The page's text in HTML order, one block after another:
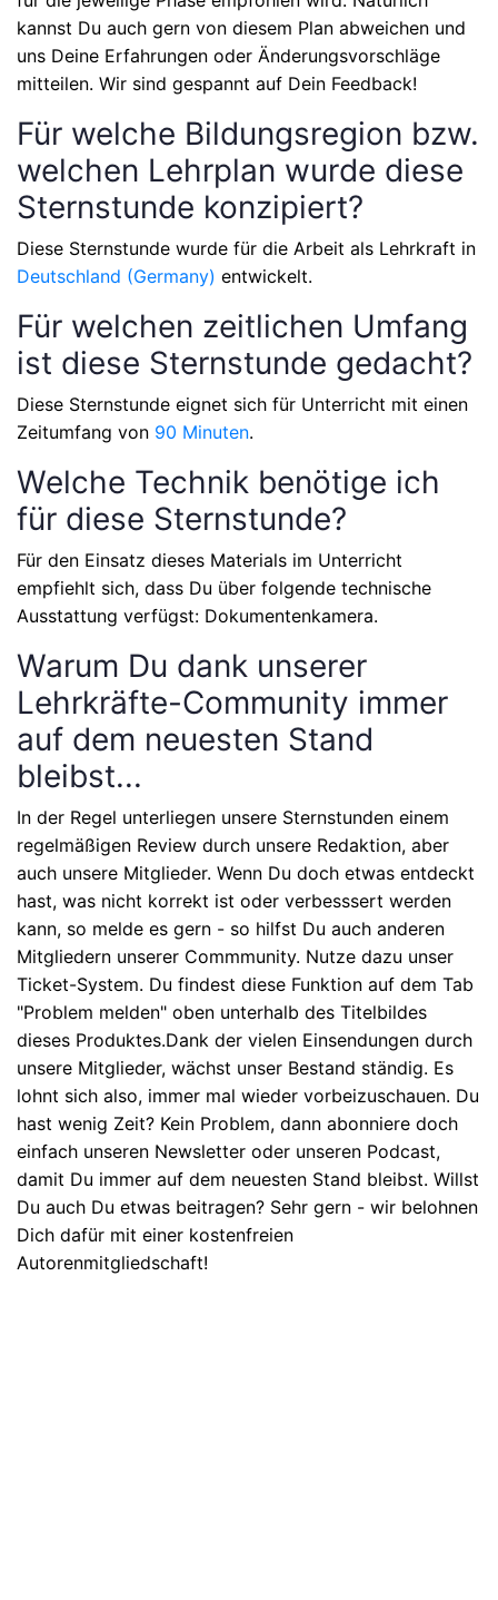
kannst Du auch gern von diesem Plan abweichen und
uns Deine Erfahrungen oder Änderungsvorschläge
mitteilen. Wir sind gespannt auf Dein Feedback!
Für welche Bildungsregion bzw.
welchen Lehrplan wurde diese
Sternstunde konzipiert?
Diese Sternstunde wurde für die Arbeit als Lehrkraft in
Deutschland (Germany) entwickelt.
Für welchen zeitlichen Umfang
ist diese Sternstunde gedacht?
Diese Sternstunde eignet sich für Unterricht mit einen
Zeitumfang von 90 Minuten.
Welche Technik benötige ich
für diese Sternstunde?
Für den Einsatz dieses Materials im Unterricht
empfiehlt sich, dass Du über folgende technische
Ausstattung verfügst: Dokumentenkamera.
Warum Du dank unserer
Lehrkräfte-Community immer
auf dem neuesten Stand
bleibst...
In der Regel unterliegen unsere Sternstunden einem
regelmäßigen Review durch unsere Redaktion, aber
auch unsere Mitglieder. Wenn Du doch etwas entdeckt
hast, was nicht korrekt ist oder verbesssert werden
kann, so melde es gern - so hilfst Du auch anderen
Mitgliedern unserer Commmunity. Nutze dazu unser
Ticket-System. Du findest diese Funktion auf dem Tab
"Problem melden" oben unterhalb des Titelbildes
dieses Produktes.Dank der vielen Einsendungen durch
unsere Mitglieder, wächst unser Bestand ständig. Es
lohnt sich also, immer mal wieder vorbeizuschauen. Du
hast wenig Zeit? Kein Problem, dann abonniere doch
einfach unseren Newsletter oder unseren Podcast,
damit Du immer auf dem neuesten Stand bleibst. Willst
Du auch Du etwas beitragen? Sehr gern - wir belohnen
Dich dafür mit einer kostenfreien
Autorenmitgliedschaft!